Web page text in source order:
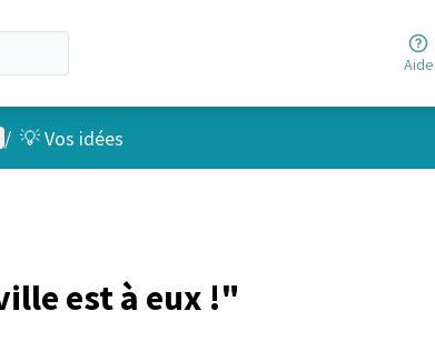
Aide
utilisateur
/ 💡 Vos idées
est à eux !"